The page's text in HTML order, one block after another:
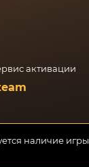
активации
наличие игры